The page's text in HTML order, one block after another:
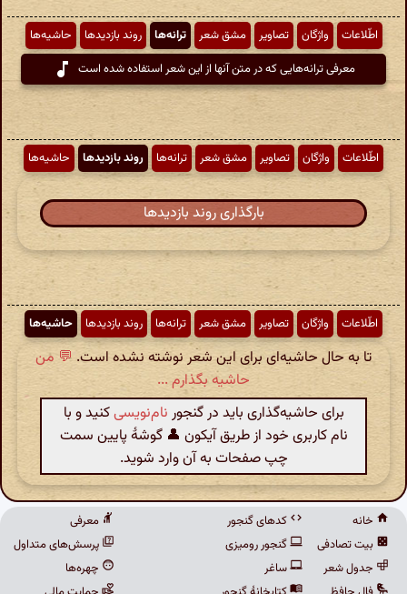
اطّلاعات واژگان تصاویر مشق شعر ترانه‌ها روند بازدیدها
حاشیه‌ها
معرفی ترانه‌هایی که در متن آنها از این شعر استفاده شده است
اطّلاعات واژگان تصاویر مشق شعر ترانه‌ها روند بازدیدها حاشیه‌ها
بارگذاری روند بازدیدها
اطّلاعات واژگان تصاویر مشق شعر ترانه‌ها روند بازدیدها حاشیه‌ها
تا به حال حاشیه‌ای برای این شعر نوشته نشده است. 💬 من
حاشیه بگذارم ...
برای حاشیه‌گذاری باید در گنجور نام‌نویسیکنید و با
نام کاربری خود از طریق آیکون 👤 گوشهٔ پایین سمت
چپ صفحات به آن وارد شوید.
خانه
بیت تصادفی
جدول شعر
کدهای گنجور
گنجور رومیزی
ساغر
معرفی
پرسش‌های متداول
چهره‌ها